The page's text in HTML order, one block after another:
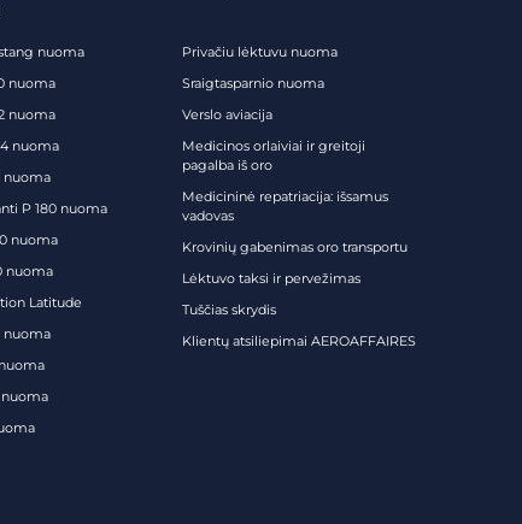
nuoma
nuoma
nuoma
nuoma
nuoma
P 180 nuoma
nuoma
nuoma
Latitude
nuoma
Privačiu lėktuvu nuoma
Sraigtasparnio nuoma
Verslo aviacija
Medicinos orlaiviai ir greitoji
pagalba iš oro
Medicininė repatriacija: išsamus
vadovas
Krovinių gabenimas oro transportu
Lėktuvo taksi ir pervežimas
Tuščias skrydis
Klientų atsiliepimai AEROAFFAIRES